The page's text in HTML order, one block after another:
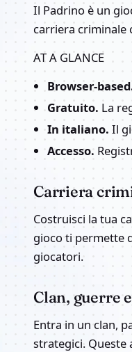
Il Padrino è un
carriera criminale
AT A GLANCE
Browser-
Gratuito. La
In italiano. Il
Accesso.
Carriera
Costruisci la tua
gioco ti permette
giocatori.
Clan, guerre
Entra in un clan,
strategici.